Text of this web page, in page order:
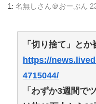
1: 名無しさん＠おーぷん
「切り捨て」と
https://
4715044/
「わずか3週間で